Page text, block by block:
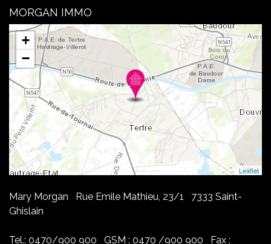
MORGAN IMMO
+
−
Leaflet
Mary Morgan Rue Emile Mathieu, 23/1 7333 Saint-
Ghislain
Tel.: 0470/900 900 GSM : 0470 /900 900 Fax :